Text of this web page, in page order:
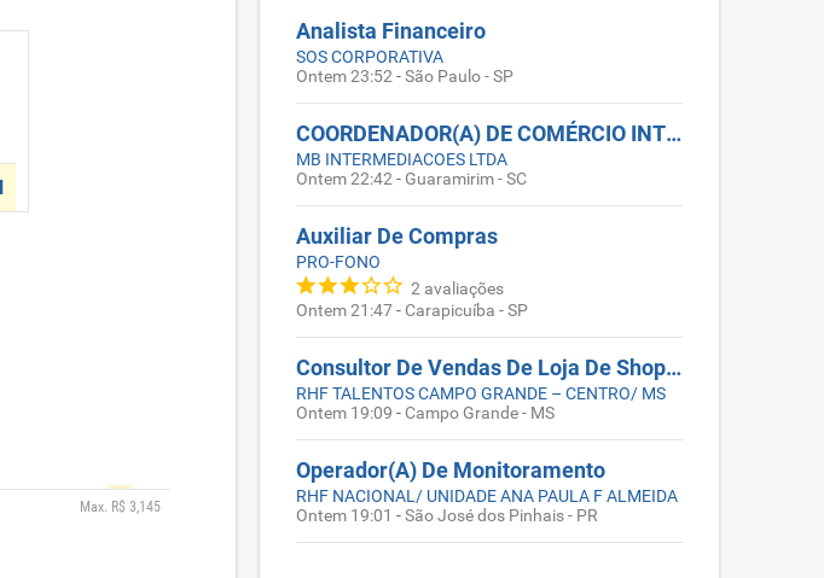
Analista Financeiro
SOS CORPORATIVA
Ontem 23:52 -São Paulo - SP
COORDENADOR(A) DE COMÉRCIO INTERNACIONAL – EXPORTAÇÃO
MB INTERMEDIACOES LTDA
Ontem 22:42 - Guaramirim - SC
Auxiliar De Compras
PRO-FONO
2 avaliações
Ontem 21:47- Carapicuíba - SP
Consultor De Vendas De Loja De Shopping
RHF TALENTOS CAMPO GRANDE – CENTRO/ MS
Ontem 19:09 - Campo Grande - MS
Operador(A) De Monitoramento
RHF NACIONAL/ UNIDADE ANA PAULA F ALMEIDA
Ontem 19:01 -São José dos Pinhais - PR